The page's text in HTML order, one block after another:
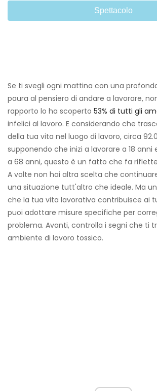
Spettacolo
Se ti svegli ogni mattina con una
paura al pensiero di andare a lavorare,
rapporto lo ha scoperto 53% di tutti gli
infelici al lavoro. E considerando che
della tua vita nel luogo di lavoro, circa
supponendo che inizi a lavorare a 18 anni
a 68 anni, questo è un fatto che fa
A volte non hai altra scelta che
una situazione tutt'altro che ideale. Ma
che la tua vita lavorativa contribuisce ai
puoi adottare misure specifiche per
problema. Avanti, controlla i segni che ti
ambiente di lavoro tossico.